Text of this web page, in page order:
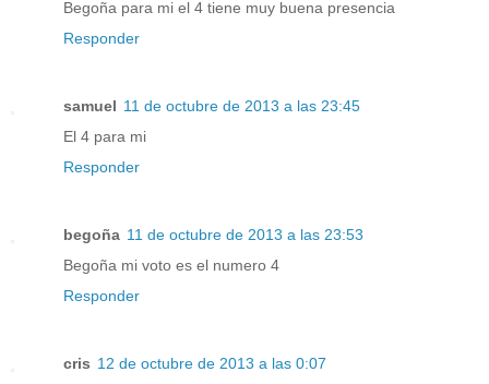
Begoña para mi el 4 tiene muy buena presencia
Responder
samuel 11 de octubre de 2013 a las 23:45
El 4 para mi
Responder
begoña 11 de octubre de 2013 a las 23:53
Begoña mi voto es el numero 4
Responder
cris 12 de octubre de 2013 a las 0:07